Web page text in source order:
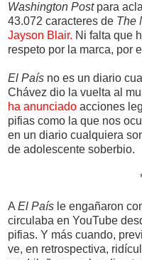
Washington Postpara
43.072 caracteres de The
Jayson Blair. Ni falta que
respeto por la marca, por
El País no es un diario
Chávez dio la vuelta al
ha anunciado acciones
pifias como la que nos
en un diario cualquiera
de adolescente soberbio.
AEl País le engañaron
circulaba en YouTube
pifias. Y más cuando,
ve, en retrospectiva,